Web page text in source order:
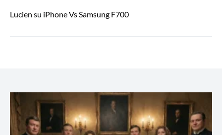
Lucien su iPhone Vs Samsung F700